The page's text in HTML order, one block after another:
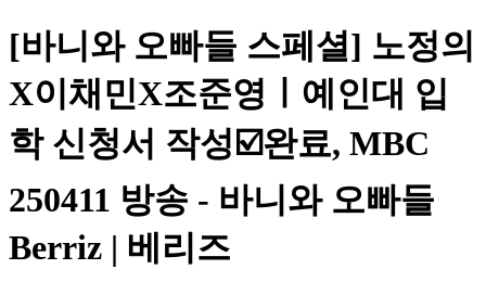
[바니와 오빠들 스페셜] 노정의
X이채민X조준영ㅣ예인대 입
학 신청서 작성☑️완료, MBC
250411 방송 - 바니와 오빠들
Berriz | 베리즈